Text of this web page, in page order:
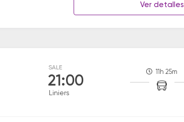
Ver detalles
SALE
21:00
Liniers
11h 25m